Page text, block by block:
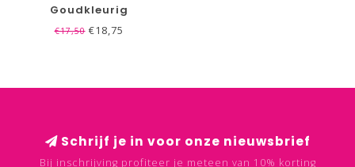
Goudkleurig
€17,50€18,75
Schrijf je in voor onze nieuwsbrief
Bij inschrijving profiteer je meteen van 10% korting